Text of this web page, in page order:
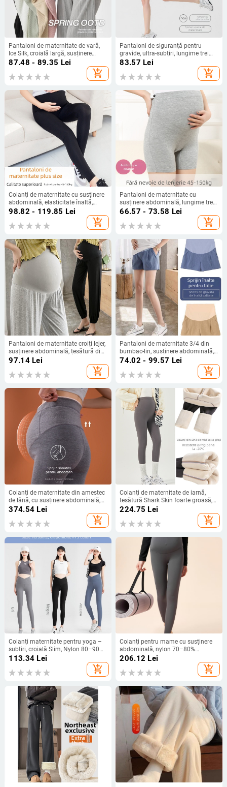
Pantaloni de maternitate de vară,
Ice Silk, croială largă, susținere
pentru burtă, plus size, confortabili
87.48 - 89.35 Lei
add_shopping_cart
Pantaloni de siguranță pentru
gravide, ultra-subțiri, lungime trei
sferturi, susținere abdominală,
83.57 Lei
add_shopping_cart
Colanți de maternitate cu susținere
abdominală, elasticitate înaltă,
croială slim, țesătură subțire,
amestec modal-bumbac 95%
bumbac, pantaloni lungi
98.82 - 119.85 Lei
add_shopping_cart
Pantaloni de maternitate cu
susținere abdominală, lungime trei-
sferturi, material modal (90–95%
modal) într-o fibră din celuloză
regenerată, croială slim
66.57 - 73.58 Lei
add_shopping_cart
Pantaloni de maternitate croiți lejer,
susținere abdominală, țesătură din
bumbac 30–50% conținut, YQ, vară
97.14Lei
add_shopping_cart
Pantaloni de maternitate 3/4 din
bumbac-lin, susținere abdominală,
croială lejeră de vară
74.02 - 99.57 Lei
add_shopping_cart
Colanți de maternitate din amestec
de lână, cu susținere abdominală,
croială strânsă, pentru toamnă-
374.54 Lei
add_shopping_cart
Colanți de maternitate de iarnă,
țesătură Shark Skin foarte groasă,
talie înaltă cu curea reglabilă pentru
susținerea burticii, lungime până la
gleznă, nylon 80–90% cu Spandex
224.75 Lei
add_shopping_cart
Colanți maternitate pentru yoga –
subțiri, croială Slim, Nylon 80–90%
+ Spandex <30%, lungime pantaloni
113.34 Lei
add_shopping_cart
Colanți pentru mame cu susținere
abdominală, nylon 70–80%
material, grosi, croială strânsă,
206.12 Lei
add_shopping_cart